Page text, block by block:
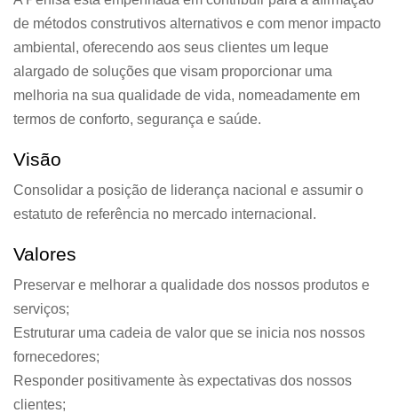
de métodos construtivos alternativos e com menor impacto
ambiental, oferecendo aos seus clientes um leque
alargado de soluções que visam proporcionar uma
melhoria na sua qualidade de vida, nomeadamente em
termos de conforto, segurança e saúde.
Visão
Consolidar a posição de liderança nacional e assumir o
estatuto de referência no mercado internacional.
Valores
Preservar e melhorar a qualidade dos nossos produtos e
serviços;
Estruturar uma cadeia de valor que se inicia nos nossos
fornecedores;
Responder positivamente às expectativas dos nossos
clientes;